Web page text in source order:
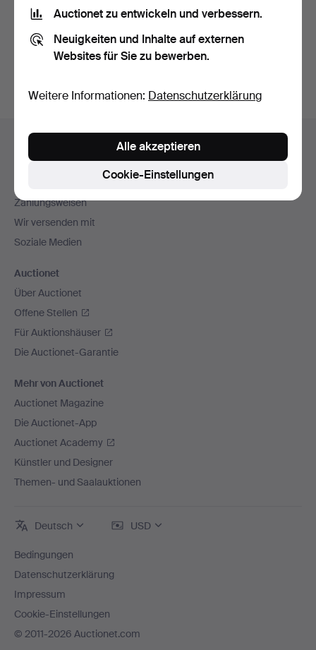
Sie können auch inBeendete Auktionen aus unserem
suchen.
Fußzeilen-
Kontakt mit dem Support aufnehmen
Zahlungsweisen
Wir versenden mit
Soziale Medien
Auctionet
Über Auctionet
Offene Stellen
Für Auktionshäuser
Die Auctionet-Garantie
Mehr von Auctionet
Auctionet Magazine
Die Auctionet-App
Auctionet Academy
Künstler und Designer
Themen- und Saalauktionen
Deutsch USD
Bedingungen
Datenschutzerklärung
Impressum
Cookie-Einstellungen
© 2011-2026 Auctionet.com
Auctionet zu entwickeln und verbessern.
Neuigkeiten und Inhalte auf externen
Websites für Sie zu bewerben.
Weitere Informationen: Datenschutzerklärung
Cookie-Einstellungen
Alle akzeptieren